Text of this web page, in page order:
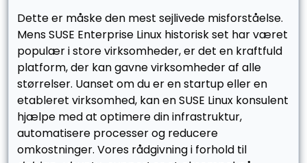
Dette er måske den mest sejlivede misforståelse.
Mens SUSE Enterprise Linux historisk set har været
populær i store virksomheder, er det en kraftfuld
platform, der kan gavne virksomheder af alle
størrelser. Uanset om du er en startup eller en
etableret virksomhed, kan en SUSE Linux konsulent
hjælpe med at optimere din infrastruktur,
automatisere processer og reducere
omkostninger. Vores rådgivning i forhold til